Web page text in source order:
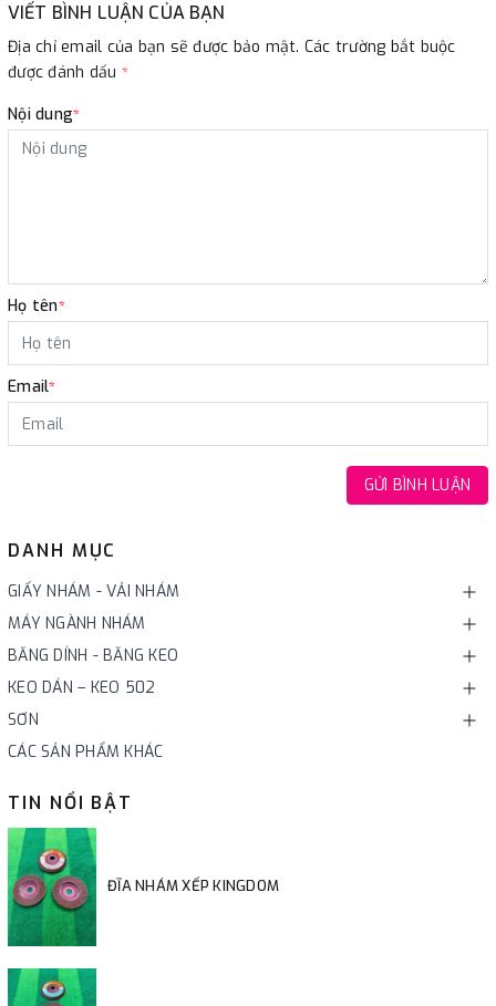
DANH MỤC
GIẤY NHÁM - VẢI NHÁM
MÁY NGÀNH NHÁM
BĂNG DÍNH - BĂNG KEO
KEO DÁN – KEO 502
SƠN
CÁC SẢN PHẨM KHÁC
TIN NỔI BẬT
ĐĨA NHÁM XẾP KINGDOM
VIẾT BÌNH LUẬN CỦA BẠN
Địa chỉ email của bạn sẽ được bảo mật. Các trường bắt buộc
được đánh dấu *
Nội dung*
Họ tên*
Email*
GỬI BÌNH LUẬN